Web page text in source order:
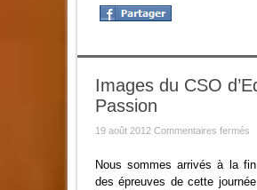
Images du CSO
Passion
19 août 2012 Commentaires ferméssur
Nous sommes arrivés à la fin
des épreuves de cette